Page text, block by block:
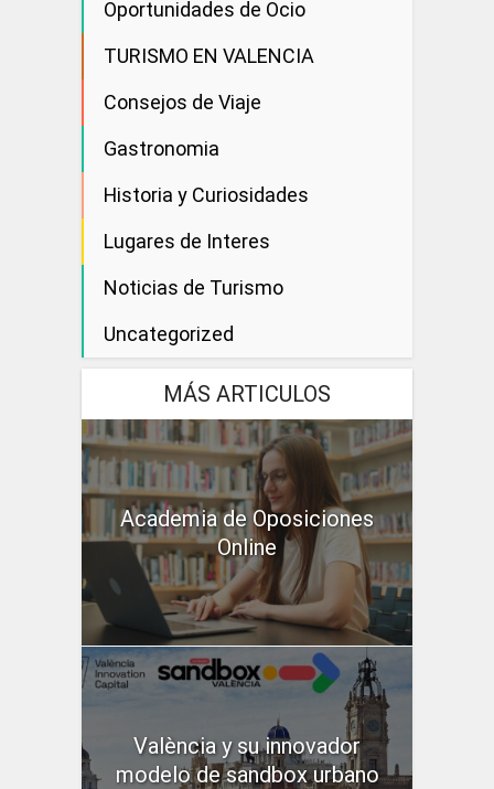
Oportunidades de Ocio
TURISMO EN VALENCIA
Consejos de Viaje
Gastronomia
Historia y Curiosidades
Lugares de Interes
Noticias de Turismo
Uncategorized
MÁS ARTICULOS
Academia de Oposiciones
Online
València y su innovador
modelo de sandbox urbano